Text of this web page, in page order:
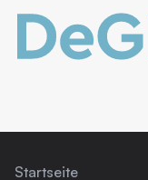
Startseite